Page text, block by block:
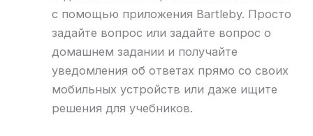
с помощью приложения Bartleby. Просто
задайте вопрос или задайте вопрос о
домашнем задании и получайте
уведомления об ответах прямо со своих
мобильных устройств или даже ищите
решения для учебников.